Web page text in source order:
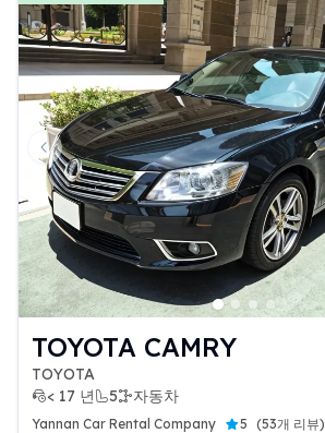
Previous slide
TOYOTA CAMRY
TOYOTA
< 17 년
5 자동차
보험 1종 포함
Yannan Car Rental Company 5 (53개 리뷰)